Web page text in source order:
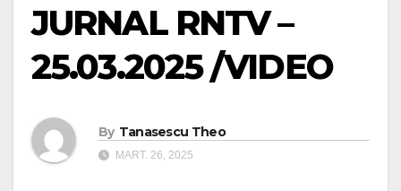
JURNAL RNTV –
25.03.2025 /VIDEO
By Tanasescu Theo
MART. 26, 2025